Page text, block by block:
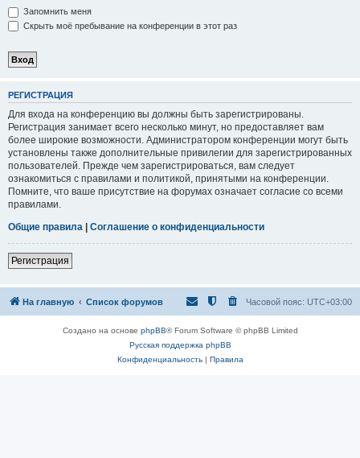
Запомнить меня
Скрыть моё пребывание на конференции в этот раз
РЕГИСТРАЦИЯ
Для входа на конференцию вы должны быть зарегистрированы.
Регистрация занимает всего несколько минут, но предоставляет вам
более широкие возможности. Администратором конференции могут быть
установлены также дополнительные привилегии для зарегистрированных
пользователей. Прежде чем зарегистрироваться, вам следует
ознакомиться с правилами и политикой, принятыми на конференции.
Помните, что ваше присутствие на форумах означает согласие со всеми
правилами.
Общие правила | Соглашение о конфиденциальности
Регистрация
На главную Список форумов Часовой пояс: UTC+03:00
Создано на основе phpBB® Forum Software © phpBB Limited
Русская поддержка phpBB
Конфиденциальность| Правила